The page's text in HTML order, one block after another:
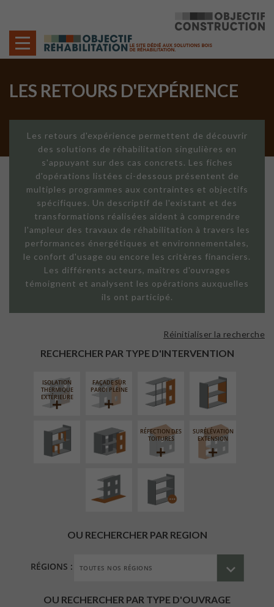
LES RETOURS D'EXPÉRIENCE
Les retours d'expérience permettent de découvrir
des solutions de réhabilitation singulières en
s'appuyant sur des cas concrets. Les fiches
d'opérations listées ci-dessous présentent de
multiples programmes aux contraintes et objectifs
spécifiques. Un descriptif de l'existant et des
transformations réalisées aident à comprendre
l'ampleur des travaux de réhabilitation à travers les
performances énergétiques et environnementales,
le confort d'usage ou encore les critères financiers.
Les différents acteurs, maîtres d'ouvrages
témoignent et analysent les opérations auxquelles
ils ont participé.
RECHERCHER PAR TYPE D'INTERVENTION
Réinitialiser la recherche
ISOLATION
THERMIQUE
EXTÉRIEURE
FAÇADE SUR
PAROI PLEINE
FAÇADE SUR
LINÉAIRE
ISOLATION
INTÉRIEURE
RÉAMÉNAGEMENT
INTÉRIEUR
FERMETURE
LOGGIAS
RÉFECTION DES
TOITURES
SURÉLÉVATION
EXTENSION
AMÉNAGEMENT
EXTÉRIEUR
PROCÉDÉ
PARTICULIER
OU RECHERCHER PAR REGION
RÉGIONS :
OU RECHERCHER PAR TYPE D'OUVRAGE